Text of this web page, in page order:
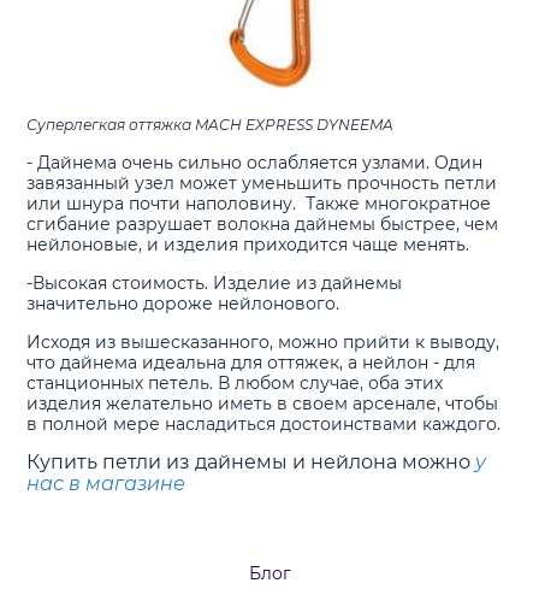
Суперлегкая оттяжка MACH EXPRESS DYNEEMA
- Дайнема очень сильно ослабляется узлами. Один
завязанный узел может уменьшить прочность петли
или шнура почти наполовину. Также многократное
сгибание разрушает волокна дайнемы быстрее, чем
нейлоновые, и изделия приходится чаще менять.
-Высокая стоимость. Изделие из дайнемы
значительно дороже нейлонового.
Исходя из вышесказанного, можно прийти к выводу,
что дайнема идеальна для оттяжек, а нейлон - для
станционных петель. В любом случае, оба этих
изделия желательно иметь в своем арсенале, чтобы
в полной мере насладиться достоинствами каждого.
Купить петли из дайнемы и нейлона можно у
нас в магазине
Блог